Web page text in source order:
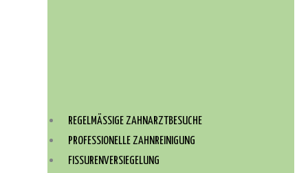
REGELMÄSSIGE ZAHNARZTBESUCHE
PROFESSIONELLE ZAHNREINIGUNG
FISSURENVERSIEGELUNG